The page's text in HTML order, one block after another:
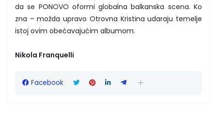
da se PONOVO oformi globalna balkanska scena. Ko
zna – možda upravo Otrovna Kristina udaraju temelje
istoj ovim obećavajućim albumom.
Nikola Franquelli
Facebook